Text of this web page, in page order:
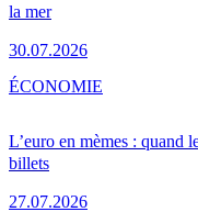
la mer
30.07.2026
L’euro en mèmes : quand
billets
27.07.2026
ÉCONOMIE